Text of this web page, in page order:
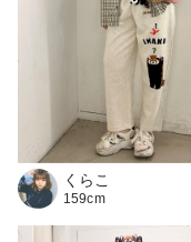
くらこ
159cm